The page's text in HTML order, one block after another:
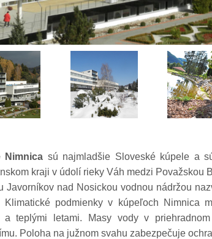
Nimnica sú najmladšie Sloveské kúpele a
kraji v údolí rieky Váh medzi Považskou
Javorníkov nad Nosickou vodnou nádržou
Klimatické podmienky v kúpeľoch Nimnica
a teplými letami. Masy vody v
Poloha na južnom svahu zabezpečuje